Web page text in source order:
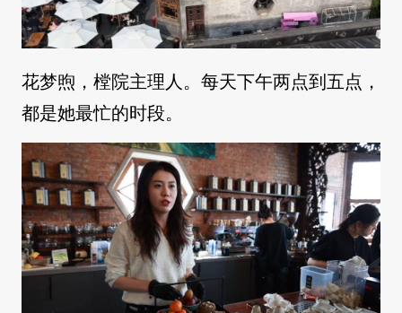
花梦煦，樘院主理人。每天下午两点到五点，
都是她最忙的时段。